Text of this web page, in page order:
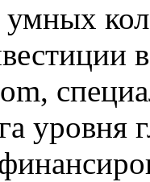
уровня